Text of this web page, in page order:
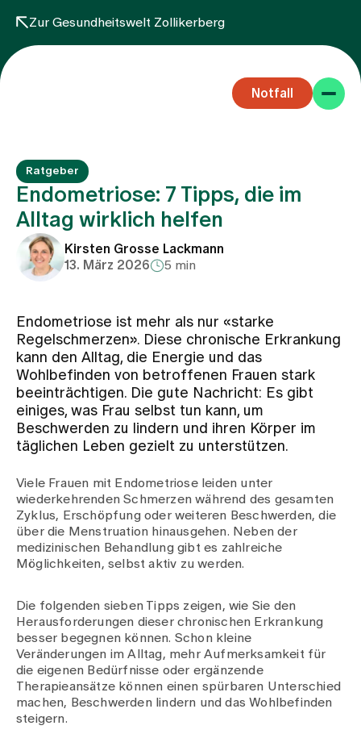
Zur Gesundheitswelt Zollikerberg
Notfall
Fachbereiche
Team
Zuweisende
Events
Über uns
Jobs & Karriere
Kontakt
Babygalerie
Blog
Medien
Ratgeber
Endometriose: 7 Tipps, die im
Alltag wirklich helfen
Kirsten Grosse Lackmann
13. März 2026
5 min
Endometriose ist mehr als nur «starke
Regelschmerzen». Diese chronische Erkrankung
kann den Alltag, die Energie und das
Wohlbefinden von betroffenen Frauen stark
beeinträchtigen. Die gute Nachricht: Es gibt
einiges, was Frau selbst tun kann, um
Beschwerden zu lindern und ihren Körper im
täglichen Leben gezielt zu unterstützen. ‭
Viele Frauen mit Endometriose leiden unter
wiederkehrenden Schmerzen während des gesamten
Zyklus, Erschöpfung oder weiteren Beschwerden, die
über die Menstruation hinausgehen. Neben der
medizinischen Behandlung gibt es zahlreiche
Möglichkeiten, selbst aktiv zu werden.
Die folgenden sieben Tipps zeigen, wie Sie den
Herausforderungen dieser chronischen Erkrankung
besser begegnen können. Schon kleine
Veränderungen im Alltag, mehr Aufmerksamkeit für
die eigenen Bedürfnisse oder ergänzende
Therapieansätze können einen spürbaren Unterschied
machen, Beschwerden lindern und das Wohlbefinden
steigern.